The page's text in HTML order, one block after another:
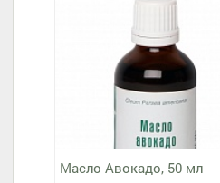
Масло Авокадо, 50 мл